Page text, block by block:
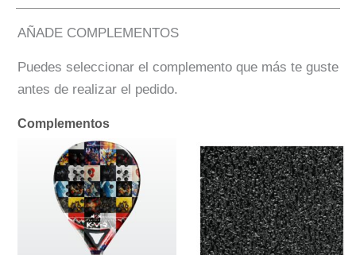
AÑADE COMPLEMENTOS
Puedes seleccionar el complemento que más te guste
antes de realizar el pedido.
Complementos